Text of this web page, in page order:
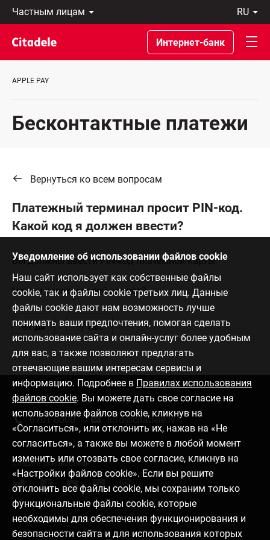
Частным
лицам
Предприятиям
Private
Banking
банке
ru
Latviski
По-
русски
In
Интернет-банк
APPLE PAY
Бесконтактные платежи
Вернуться ко всем вопросам
Платежный терминал просит PIN-код.
Какой код я должен ввести?
Вы должны ввести PIN-код платежной карты.
Нашли ответ на свой вопрос?
Да Нет
Уведомление об использовании файлов cookie
Наш сайт использует как собственные файлы
cookie, так и файлы cookie третьих лиц. Данные
файлы cookie дают нам возможность лучше
понимать ваши предпочтения, помогая сделать
использование сайта и онлайн-услуг более удобным
для вас, а также позволяют предлагать
отвечающие вашим интересам сервисы и
информацию. Подробнее в Правилах использования
файлов cookie. Вы можете дать свое согласие на
использование файлов cookie, кликнув на
«Согласиться», или отклонить их, нажав на «Не
согласиться», а также вы можете в любой момент
изменить или отозвать свое согласие, кликнув на
«Настройки файлов cookie». Если вы решите
отклонить все файлы cookie, мы сохраним только
функциональные файлы cookie, которые
необходимы для обеспечения функционирования и
безопасности сайта и для использования которых
Связаться с нами
6701 0000 info@citadele.lv
Следите за новостями
Установить приложение